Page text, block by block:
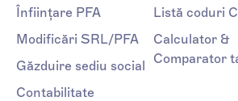
Înființare PFA
Modificări SRL/PFA
Găzduire sediu social
Contabilitate
Listă coduri
Calculator &
Comparator